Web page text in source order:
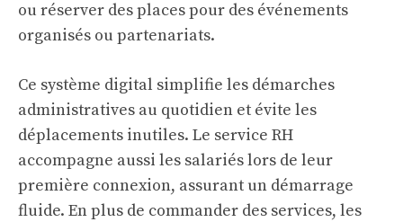
ou réserver des places pour des événements
organisés ou partenariats.
Ce système digital simplifie les démarches
administratives au quotidien et évite les
déplacements inutiles. Le service RH
accompagne aussi les salariés lors de leur
première connexion, assurant un démarrage
fluide. En plus de commander des services, les